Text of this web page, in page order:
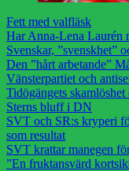
Fett med valfläsk
Har Anna-Lena Laurén
Svenskar, ”svenskhet”
Den ”hårt arbetande”
Vänsterpartiet och
Tidögängets
Sterns bluff i DN
SVT och SR:s kryperi
som resultat
SVT krattar manegen
”En fruktansvärd